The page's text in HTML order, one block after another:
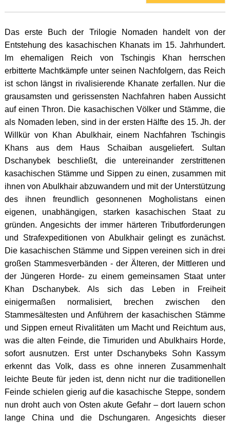
Das erste Buch der Trilogie Nomaden handelt von der
Entstehung des kasachischen Khanats im 15. Jahrhundert.
Im ehemaligen Reich von Tschingis Khan herrschen
erbitterte Machtkämpfe unter seinen Nachfolgern, das Reich
ist schon längst in rivalisierende Khanate zerfallen. Nur die
grausamsten und gerissensten Nachfahren haben Aussicht
auf einen Thron. Die kasachischen Völker und Stämme, die
als Nomaden leben, sind in der ersten Hälfte des 15. Jh. der
Willkür von Khan Abulkhair, einem Nachfahren Tschingis
Khans aus dem Haus Schaiban ausgeliefert. Sultan
Dschanybek beschließt, die untereinander zerstrittenen
kasachischen Stämme und Sippen zu einen, zusammen mit
ihnen von Abulkhair abzuwandern und mit der Unterstützung
des ihnen freundlich gesonnenen Mogholistans einen
eigenen, unabhängigen, starken kasachischen Staat zu
gründen. Angesichts der immer härteren Tributforderungen
und Strafexpeditionen von Abulkhair gelingt es zunächst.
Die kasachischen Stämme und Sippen vereinen sich in drei
großen Stammesverbänden - der Älteren, der Mittleren und
der Jüngeren Horde- zu einem gemeinsamen Staat unter
Khan Dschanybek. Als sich das Leben in Freiheit
einigermaßen normalisiert, brechen zwischen den
Stammesältesten und Anführern der kasachischen Stämme
und Sippen erneut Rivalitäten um Macht und Reichtum aus,
was die alten Feinde, die Timuriden und Abulkhairs Horde,
sofort ausnutzen. Erst unter Dschanybeks Sohn Kassym
erkennt das Volk, dass es ohne inneren Zusammenhalt
leichte Beute für jeden ist, denn nicht nur die traditionellen
Feinde schielen gierig auf die kasachische Steppe, sondern
nun droht auch von Osten akute Gefahr – dort lauern schon
lange China und die Dschungaren. Angesichts dieser